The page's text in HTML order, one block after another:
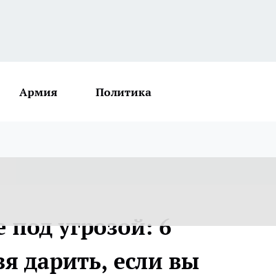
Армия Политика
под угрозой: 6
дарить, если вы